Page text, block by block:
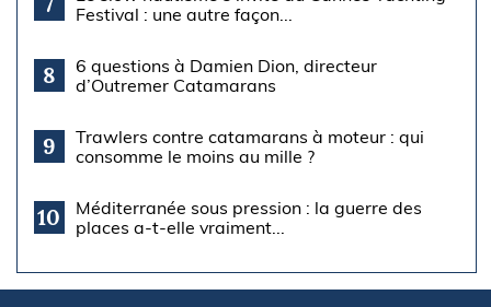
Festival : une autre façon...
8
6 questions à Damien Dion, directeur
d’Outremer Catamarans
9
Trawlers contre catamarans à moteur : qui
consomme le moins au mille ?
10
Méditerranée sous pression : la guerre des
places a-t-elle vraiment...